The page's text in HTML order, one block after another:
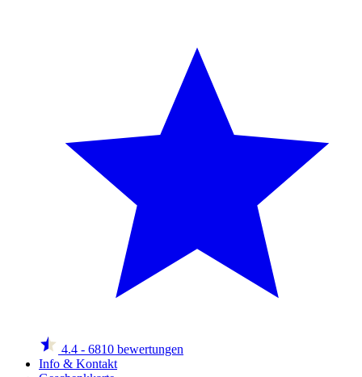
4.4 - 6810 bewertungen
Info & Kontakt